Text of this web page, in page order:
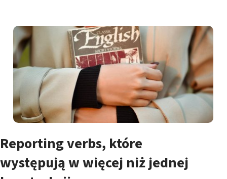
Reporting verbs, które
występują w więcej niż jednej